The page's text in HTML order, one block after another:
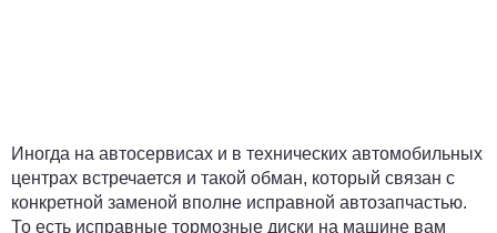
Иногда на автосервисах и в технических автомобильных
центрах встречается и такой обман, который связан с
конкретной заменой вполне исправной автозапчастью.
То есть исправные тормозные диски на машине вам